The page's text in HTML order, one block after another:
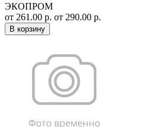
ЭКОПРОМ
от 261.00 р. от 290.00 р.
В корзину